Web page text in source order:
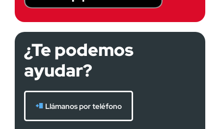
¿Te podemos
ayudar?
Llámanos por teléfono